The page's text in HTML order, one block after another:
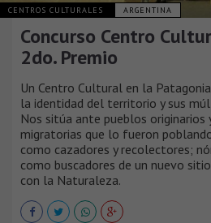
CENTROS CULTURALES ARGENTINA
Concurso Centro
2do. Premio
Un Centro Cultural en la
la identidad del territorio y sus
Nos sitúa ante pueblos originarios
migratorias que lo fueron
como cazadores y recolectores;
como buscadores de un nuevo
con la Naturaleza.